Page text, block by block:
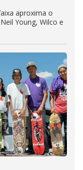
aproxima o
Young, Wilco e